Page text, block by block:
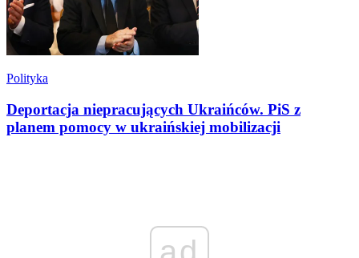
Polityka
Deportacja niepracujących Ukraińców. PiS z
planem pomocy w ukraińskiej mobilizacji